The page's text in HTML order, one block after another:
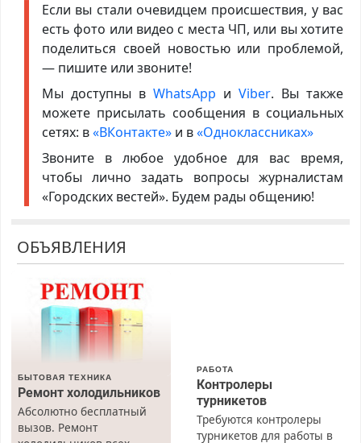
Если вы стали очевидцем происшествия, у вас
есть фото или видео с места ЧП, или вы хотите
поделиться своей новостью или проблемой,
— пишите или звоните!
Мы доступны в WhatsApp иViber. Вы также
можете присылать сообщения в социальных
сетях: в«ВКонтакте»и в«Одноклассниках»
Звоните в любое удобное для вас время,
чтобы лично задать вопросы журналистам
«Городских вестей». Будем рады общению!
ОБЪЯВЛЕНИЯ
БЫТОВАЯ ТЕХНИКА
Ремонт холодильников
Абсолютно бесплатный
вызов. Ремонт
РАБОТА
Контролеры
турникетов
Требуются контролеры
турникетов для работы в